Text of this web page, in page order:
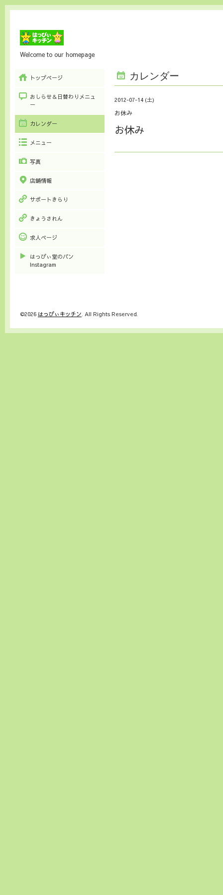
Welcome to our homepage
カレンダー
2012-07-14 (土)
お休み
お休み
トップページ
おしらせ＆日替わりメニュ
ー
カレンダー
メニュー
写真
店舗情報
サポートきらり
きょうされん
求人ページ
はっぴぃ堂のパン
Instagram
©2026 はっぴぃキッチン. All Rights Reserved.